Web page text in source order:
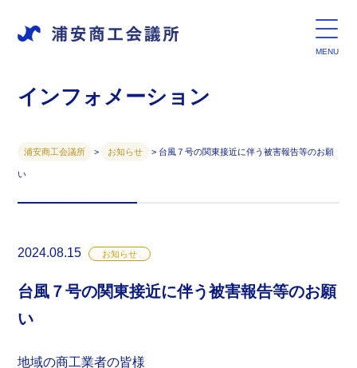
インフォメーション
浦安商工会議所 > お知らせ > 台風７号の関東接近に伴う被害報告等のお願
い
2024.08.15 お知らせ
台風７号の関東接近に伴う被害報告等のお願
い
地域の商工業者の皆様